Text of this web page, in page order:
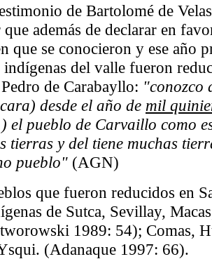
de Bartolomé de
además de declarar en
que se conocieron y ese año
del valle fueron
de Carabayllo: "conozco
desde el año de mil
el pueblo de Carvaillo como
tierras y del tiene muchas
pueblo" (AGN)
que fueron reducidos en
de Sutca, Sevillay,
1989: 54); Comas,
(Adanaque 1997: 66).